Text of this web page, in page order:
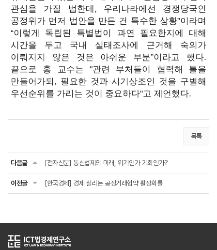
관심을 가질 법한데, 우리나라에선 경쟁당국인
공정위가 먼저 법안을 만든 건 특수한 상황”이라며
“이렇게 독립된 특별법이 과연 필요한지에 대해
시간을 두고 국내 실태조사에 근거해 숙의가
이뤄지지 않은 것은 아쉬운 부분”이라고 했다.
끝으로 홍 교수는 "관련 부처들이 협력해 틀을
만들어가되, 필요한 것과 시기상조인 것을 구별해
우선순위를 가리는 것이 중요하다"고 제언했다.
목록
다음글 [전자신문] 통신법제의 미래, 위기인가 기회인가?
이전글 [한국경제] 경제 살리는 공정거래협약 활성화를